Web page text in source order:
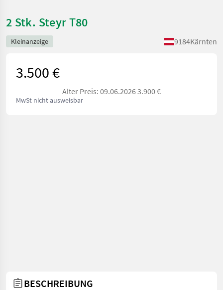
2 Stk. Steyr T80
Kleinanzeige 9184Kärnten
3.500 €
Alter Preis: 09.06.2026 3.900 €
MwSt nicht ausweisbar
BESCHREIBUNG